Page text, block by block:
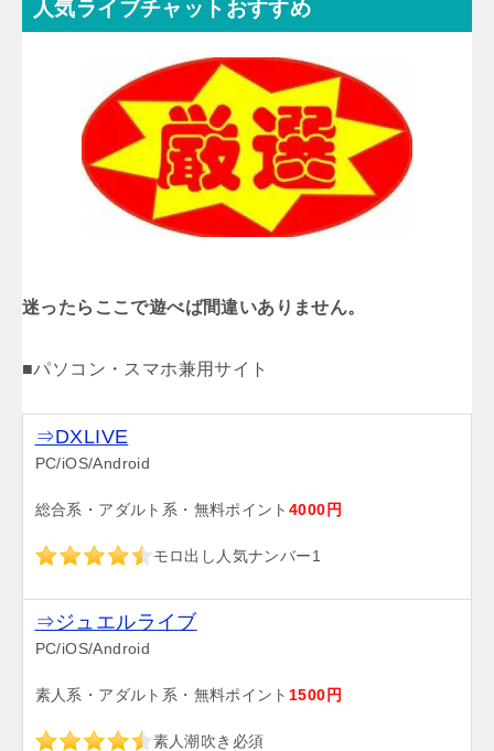
人気ライブチャットおすすめ
迷ったらここで遊べば間違いありません。
■パソコン・スマホ兼用サイト
⇒DXLIVE
PC/iOS/Android
総合系・アダルト系・無料ポイント 4000円
モロ出し人気ナンバー1
⇒ジュエルライブ
PC/iOS/Android
素人系・アダルト系・無料ポイント 1500円
素人潮吹き必須